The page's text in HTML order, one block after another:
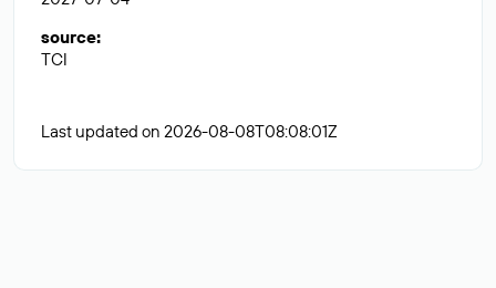
source:
TCI
Last updated on 2026-08-08T08:08:01Z